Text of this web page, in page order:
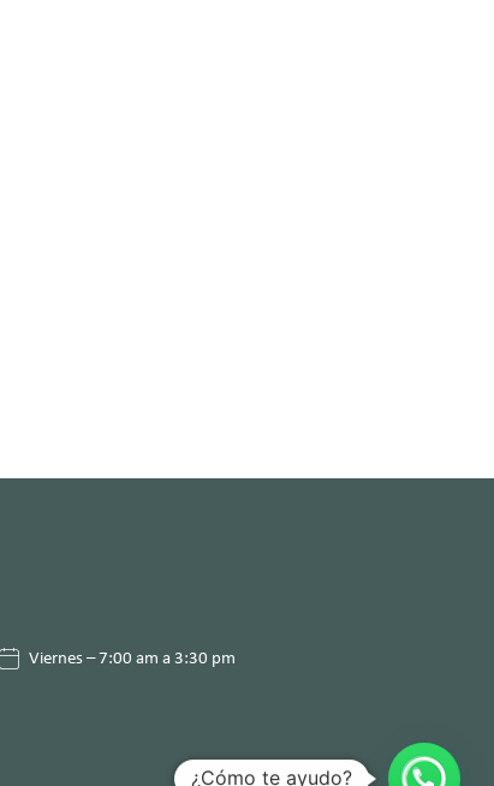
Viernes – 7:00 am a 3:30 pm
¿Cómo te ayudo?